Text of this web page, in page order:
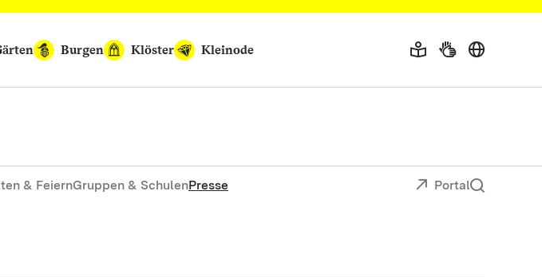
Burgen Klöster Kleinode
& FeiernGruppen & SchulenPresse Portal